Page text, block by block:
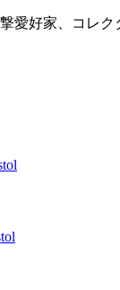
愛好家、コレ